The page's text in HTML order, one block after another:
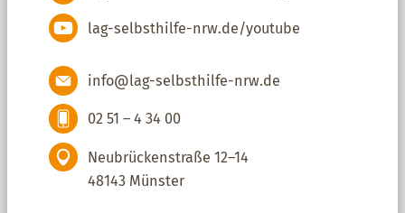
lag-selbsthilfe-nrw.de/youtube
info@lag-selbsthilfe-nrw.de
02 51 – 4 34 00
Neubrückenstraße 12–14
48143 Münster